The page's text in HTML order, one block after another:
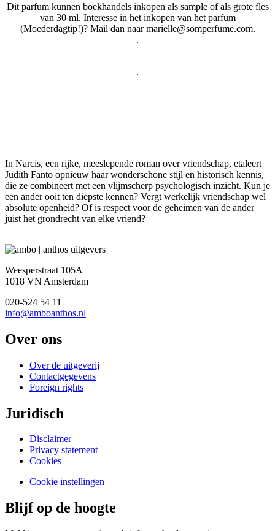
Dit parfum kunnen boekhandels inkopen als sample of als grote fles
van 30 ml. Interesse in het inkopen van het parfum
(Moederdagtip!)? Mail dan naar marielle@somperfume.com.
.
.
In Narcis, een rijke, meeslepende roman over vriendschap, etaleert
Judith Fanto opnieuw haar wonderschone stijl en historisch kennis,
die ze combineert met een vlijmscherp psychologisch inzicht. Kun je
een ander ooit ten diepste kennen? Vergt werkelijk vriendschap wel
absolute openheid? Of is respect voor de geheimen van de ander
juist het grondrecht van elke vriend?
Weesperstraat 105A
1018 VN Amsterdam
020-524 54 11
info@amboanthos.nl
Over ons
Over de uitgeverij
Contactgegevens
Foreign rights
Juridisch
Disclaimer
Privacy statement
Cookies
Cookie instellingen
Blijf op de hoogte